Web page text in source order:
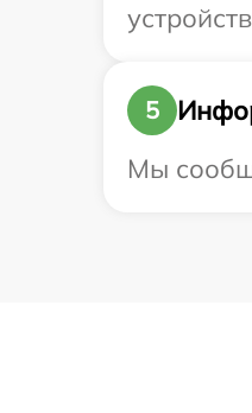
5
Мы